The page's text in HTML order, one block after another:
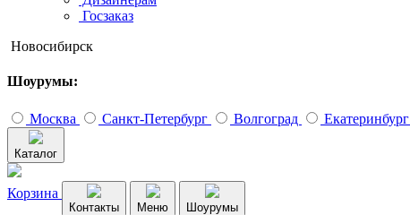
Госзаказ
Новосибирск
Шоурумы:
Москва Санкт-Петербург Волгоград Екатеринбург
Каталог
Корзина
Контакты Меню Шоурумы